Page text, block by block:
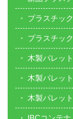
プラスチッ
プラスチッ
木製パレット
木製パレッ
木製パレッ